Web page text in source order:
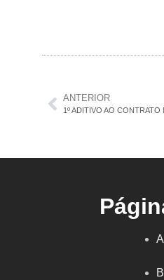
ANTERIOR
1º ADITIVO AO CONTRATO